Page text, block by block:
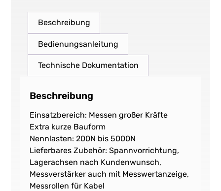
Beschreibung
Bedienungsanleitung
Technische Dokumentation
Beschreibung
Einsatzbereich: Messen großer Kräfte
Extra kurze Bauform
Nennlasten: 200N bis 5000N
Lieferbares Zubehör: Spannvorrichtung,
Lagerachsen nach Kundenwunsch,
Messverstärker auch mit Messwertanzeige,
Messrollen für Kabel